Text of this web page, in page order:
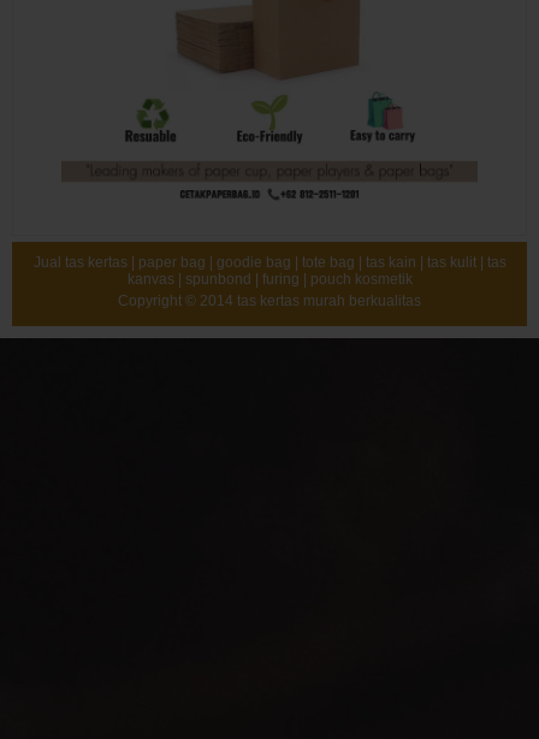
Jual tas kertas | paper bag | goodie bag | tote bag | tas kain | tas kulit | tas
kanvas | spunbond | furing | pouch kosmetik
Copyright © 2014 tas kertas murah berkualitas